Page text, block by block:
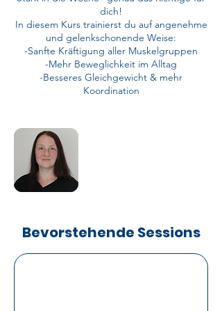
dich!
In diesem Kurs trainierst du auf angenehme
und gelenkschonende Weise:
-Sanfte Kräftigung aller Muskelgruppen
-Mehr Beweglichkeit im Alltag
-Besseres Gleichgewicht & mehr
Koordination
Bevorstehende Sessions